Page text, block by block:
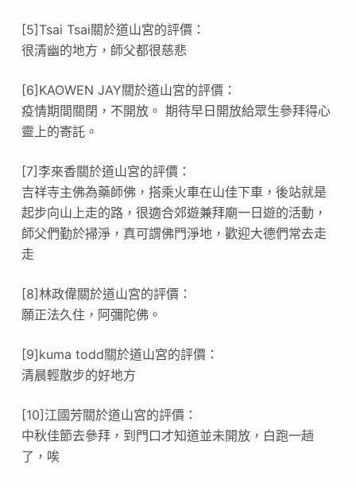
[5]Tsai Tsai關於道山宮的評價：
很清幽的地方，師父都很慈悲
[6]KAOWEN JAY關於道山宮的評價：
疫情期間關閉，不開放。 期待早日開放給眾生參拜得心
靈上的寄託。
[7]李來香關於道山宮的評價：
吉祥寺主佛為藥師佛，搭乘火車在山佳下車，後站就是
起步向山上走的路，很適合郊遊兼拜廟一日遊的活動，
師父們勤於掃淨，真可謂佛門淨地，歡迎大德們常去走
走
[8]林政偉關於道山宮的評價：
願正法久住，阿彌陀佛。
[9]kuma todd關於道山宮的評價：
清晨輕散步的好地方
[10]江國芳關於道山宮的評價：
中秋佳節去參拜，到門口才知道並未開放，白跑一趟
了，唉